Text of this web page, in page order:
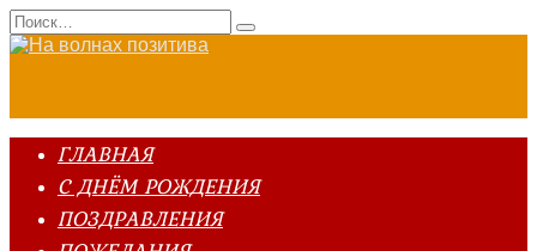
Перейти
к
Search
for:
ГЛАВНАЯ
С ДНЁМ РОЖДЕНИЯ
ПОЗДРАВЛЕНИЯ